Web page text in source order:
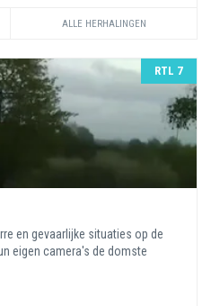
ALLE HERHALINGEN
RTL 7
en gevaarlijke situaties op de
eigen camera's de domste